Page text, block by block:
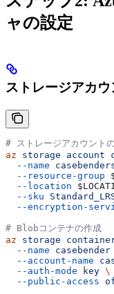
ャの設定
ストレージアカ
# ストレージアカウント
az storage account
  --name
  --resource-group
  --location
  --sku
--encryption-
# Blobコンテナの作成
az storage
  --name
casebender
  --account-name
  --auth-mode
key \
  --public-access